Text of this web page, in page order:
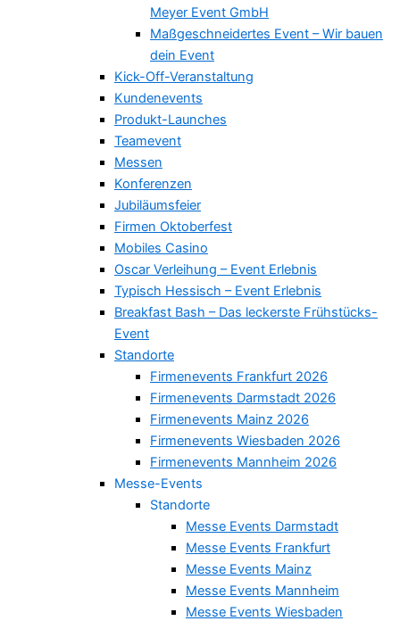
Meyer Event GmbH
Maßgeschneidertes Event – Wir bauen
dein Event
Kick-Off-Veranstaltung
Kundenevents
Produkt-Launches
Teamevent
Messen
Konferenzen
Jubiläumsfeier
Firmen Oktoberfest
Mobiles Casino
Oscar Verleihung – Event Erlebnis
Typisch Hessisch – Event Erlebnis
Breakfast Bash – Das leckerste Frühstücks-
Event
Standorte
Firmenevents Frankfurt 2026
Firmenevents Darmstadt 2026
Firmenevents Mainz 2026
Firmenevents Wiesbaden 2026
Firmenevents Mannheim 2026
Messe-Events
Standorte
Messe Events Darmstadt
Messe Events Frankfurt
Messe Events Mainz
Messe Events Mannheim
Messe Events Wiesbaden